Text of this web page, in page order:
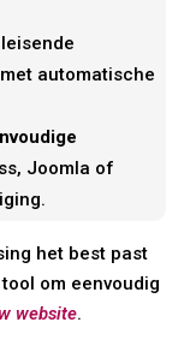
automatische
Joomla of
het best past
om eenvoudig
website.